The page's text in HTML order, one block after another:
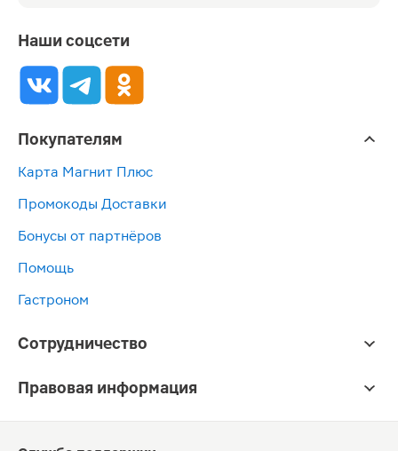
Наши соцсети
Покупателям
Карта Магнит Плюс
Промокоды Доставки
Бонусы от партнёров
Помощь
Гастроном
Сотрудничество
Правовая информация